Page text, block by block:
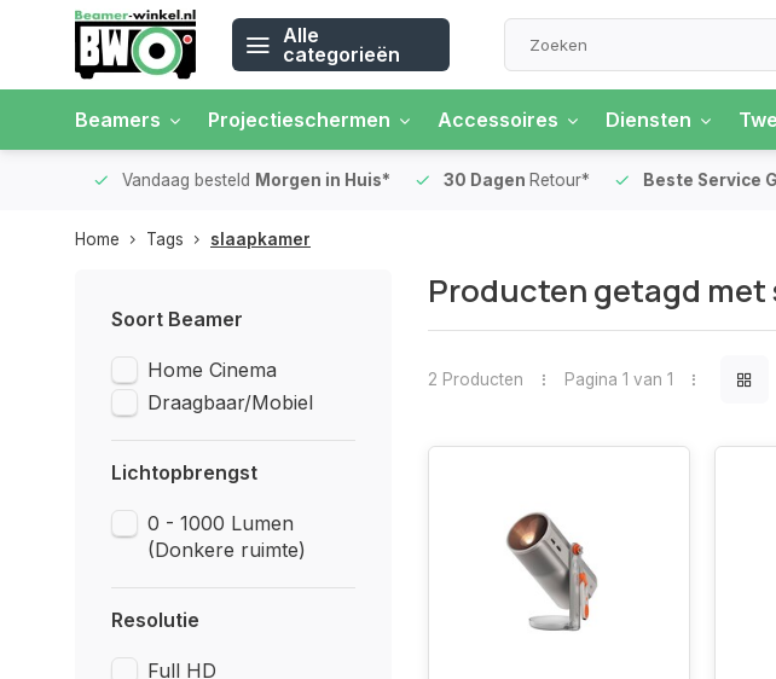
Alle
categorieën
Beamers Projectieschermen Accessoires Diensten
Vandaag besteld Morgen in Huis* 30 DagenRetour* Beste Service
Home Tags slaapkamer
Soort Beamer
Home Cinema
Draagbaar/Mobiel
Lichtopbrengst
0 - 1000 Lumen
(Donkere ruimte)
Resolutie
Full HD
Producten getagd met
2 Producten Pagina 1 van 1